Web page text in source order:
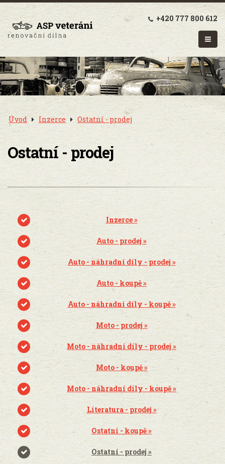
+420 777 800 612
Úvod Inzerce Ostatní - prodej
Ostatní - prodej
Inzerce »
Auto - prodej »
Auto - náhradní díly - prodej »
Auto - koupě »
Auto - náhradní díly - koupě »
Moto - prodej »
Moto - náhradní díly - prodej »
Moto - koupě »
Moto - náhradní díly - koupě »
Literatura - prodej »
Ostatní - koupě »
Ostatní - prodej »